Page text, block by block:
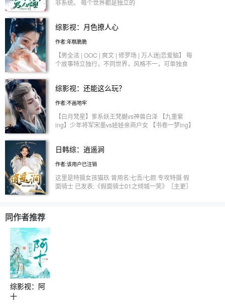
非系统。 每个世界都是独立的
综影视：月色撩人心
作者:年糕脆脆
【男全洁 | OOC | 爽文 | 修罗场 | 万人迷|恋爱脑】 每
个故事特立独行，不同世界，风格不一，可单独食
综影视：还能这么玩？
作者:不画地牢
【白月梵星】爹系妖王梵樾vs神兽白泽 【九重紫
ing】少年将军宋墨vs娃娃亲商户女 【书卷一梦ing】
嘴虎妖vs勾人狐狸（唐俪辞，追加cp柳眼） 每个单
日韩综：逍遥涧
作者:该用户已注销
这里是特摄女孩猫玖 曾用名:七吾/七颜 专攻特摄 假
面骑士 已发表:《假面骑士01之倾城一笑》［主更］
同作者推荐
综影视：阿
十